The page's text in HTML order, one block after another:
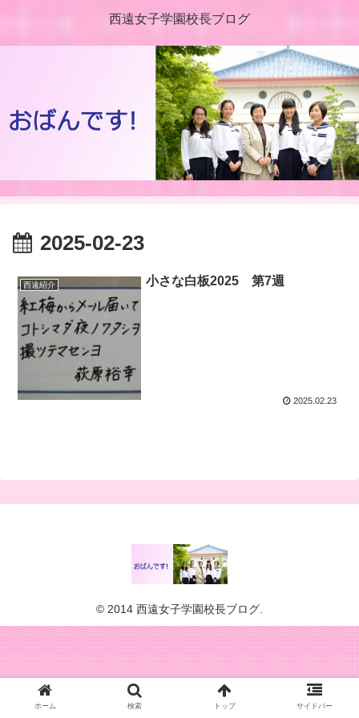
西遠女子学園校長ブログ
2025-02-23
西遠紹介 小さな白板2025 第7週
2025.02.23
© 2014 西遠女子学園校長ブログ.
ホーム 検索 トップ サイドバー